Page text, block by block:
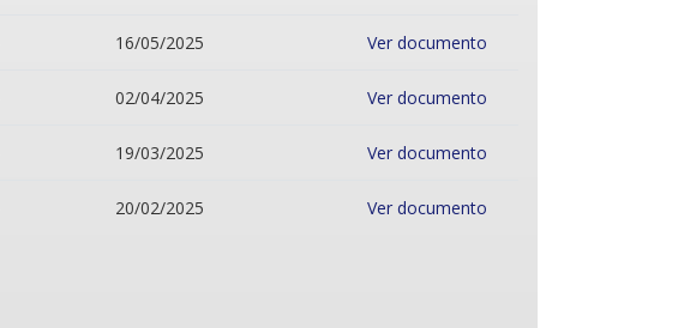
16/05/2025 Ver documento
02/04/2025 Ver documento
19/03/2025 Ver documento
20/02/2025 Ver documento